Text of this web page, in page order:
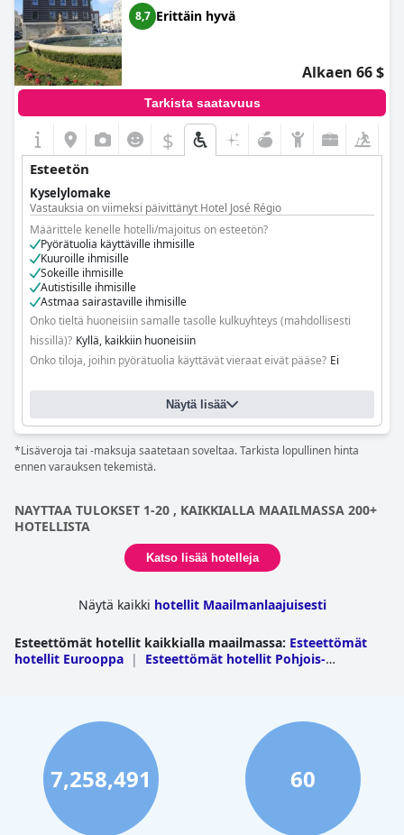
8,7 Erittäin hyvä
Alkaen 66 $
Tarkista saatavuus
$
Esteetön
Kyselylomake
Vastauksia on viimeksi päivittänyt Hotel José Régio
Määrittele kenelle hotelli/majoitus on esteetön?
Pyörätuolia käyttäville ihmisille
Kuuroille ihmisille
Sokeille ihmisille
Autistisille ihmisille
Astmaa sairastaville ihmisille
Onko tieltä huoneisiin samalle tasolle kulkuyhteys (mahdollisesti
hissillä)? Kyllä, kaikkiin huoneisiin
Onko tiloja, joihin pyörätuolia käyttävät vieraat eivät pääse? Ei
Näytä lisää
*Lisäveroja tai -maksuja saatetaan soveltaa. Tarkista lopullinen hinta
ennen varauksen tekemistä.
NAYTTAA TULOKSET 1-20 , KAIKKIALLA MAAILMASSA 200+
HOTELLISTA
Katso lisää hotelleja
Näytä kaikki hotellit Maailmanlaajuisesti
Esteettömät hotellit kaikkialla maailmassa: Esteettömät
hotellit Eurooppa |
Esteettömät hotellit Pohjois-
| Esteettömät hotellit Keski-
Amerikka
Esteettömät hotellit Karibianmeren saaret
7,258,491 60